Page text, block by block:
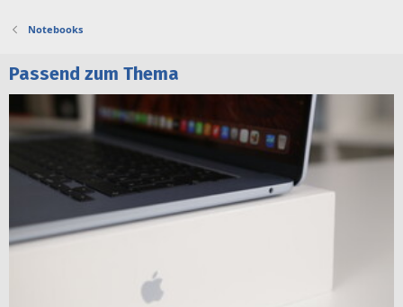
Notebooks
Passend zum Thema